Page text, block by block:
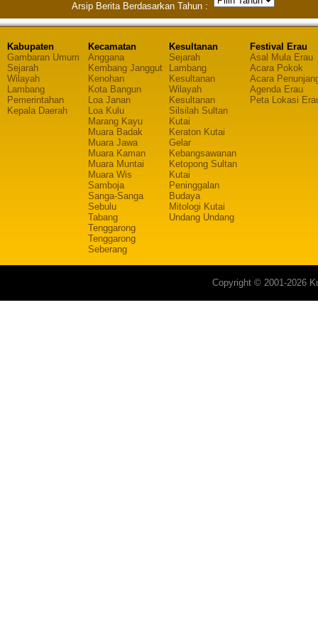
Arsip Berita Berdasarkan Tahun :
Kabupaten
Gambaran Umum
Sejarah
Wilayah
Lambang
Pemerintahan
Kepala Daerah
Kecamatan
Anggana
Kembang Janggut
Kenohan
Kota Bangun
Loa Janan
Loa Kulu
Marang Kayu
Muara Badak
Muara Jawa
Muara Kaman
Muara Muntai
Muara Wis
Samboja
Sanga-Sanga
Sebulu
Tabang
Tenggarong
Tenggarong
Seberang
Kesultanan
Sejarah
Lambang
Kesultanan
Wilayah
Kesultanan
Silsilah Sultan
Kutai
Keraton Kutai
Gelar
Kebangsawanan
Ketopong Sultan
Kutai
Peninggalan
Budaya
Mitologi Kutai
Undang Undang
Festival Erau
Asal Mula Erau
Acara Pokok
Acara
Agenda Erau
Peta Lokasi
Copyright © 2001-2026